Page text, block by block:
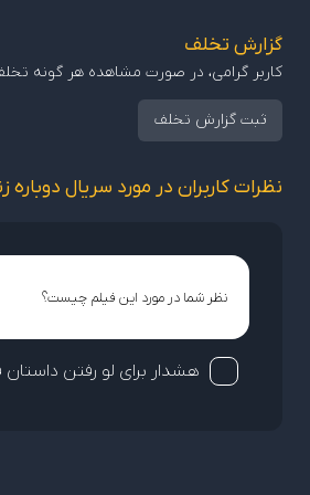
گزارش تخلف
کاربر گرامی، در صورت مشاهده هر گونه
ثبت گزارش تخلف
نظرات کاربران در مورد سریال دوباره
هشدار برای لو رفتن داستان